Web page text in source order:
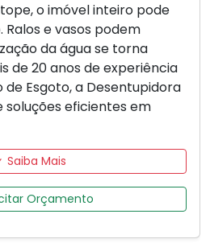
o imóvel inteiro pode
e vasos podem
da água se torna
de 20 anos de experiência
Esgoto, a Desentupidora
soluções eficientes em
Saiba Mais
Orçamento